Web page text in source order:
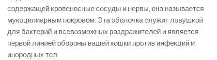
содержащей кровеносные сосуды и нервы, она называется
мукоцилиарным покровом. Эта оболочка служит ловушкой
для бактерий и всевозможных раздражителей и является
первой линией обороны вашей кошки против инфекций и
инородных тел.